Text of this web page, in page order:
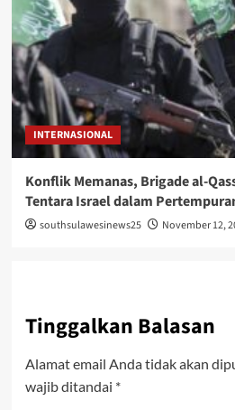
INTERNASIONAL
Konflik Memanas, Brigade al-
Tentara Israel dalam
southsulawesinews25 November 12,
Tinggalkan Balasan
Alamat email Anda tidak akan
wajib ditandai *